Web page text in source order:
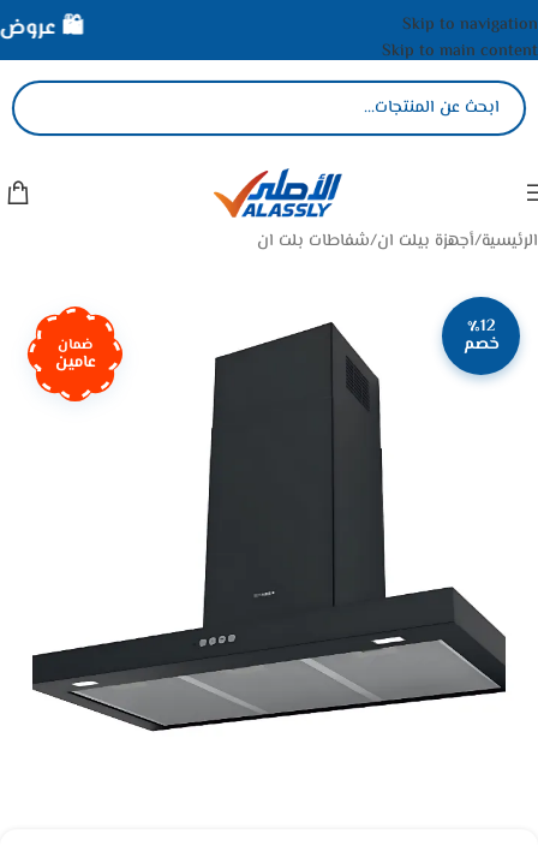
Skip to navigation
Skip to main content
الرئيسية/أجهزة بيلت ان/شفاطات بلت ان
٪12
خصم ضمان
عامين
🛍️ عروض